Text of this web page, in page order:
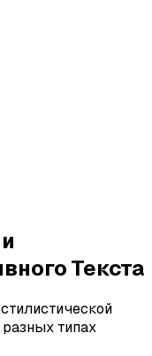
Текста
типах